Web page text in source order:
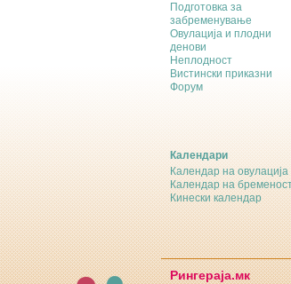
Подготовка за
забременување
Овулација и плодни
денови
Неплодност
Вистински приказни
Форум
Календари
Календар на овулација
Календар на
Кинески календар
Рингераја.мк